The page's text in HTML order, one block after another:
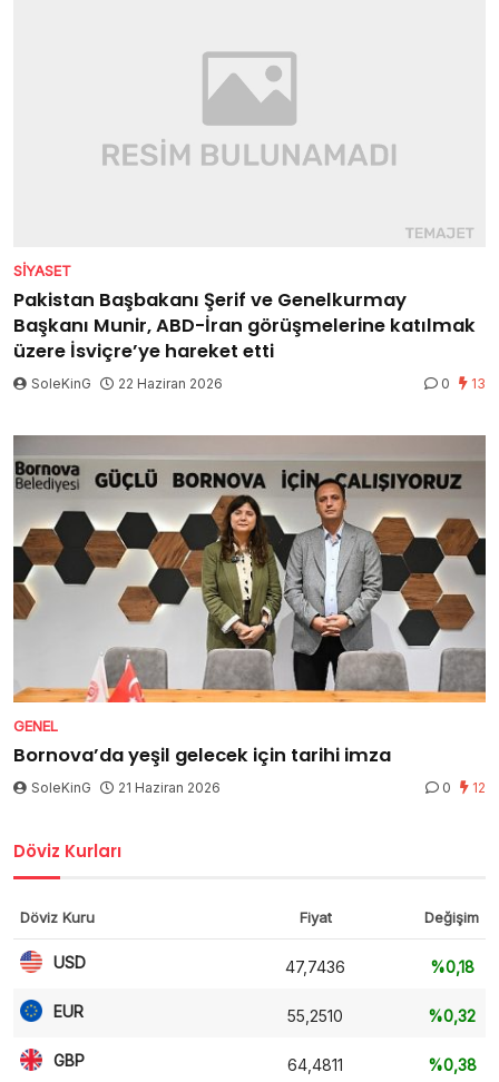
SIYASET
Pakistan Başbakanı Şerif ve Genelkurmay
Başkanı Munir, ABD-İran görüşmelerine katılmak
üzere İsviçre’ye hareket etti
SoleKinG 22 Haziran 2026 0 13
GENEL
Bornova’da yeşil gelecek için tarihi imza
SoleKinG 21 Haziran 2026 0 12
Döviz Kurları
Döviz Kuru Fiyat Değişim
USD 47,7436 %0,18
EUR 55,2510 %0,32
GBP 64,4811 %0,38